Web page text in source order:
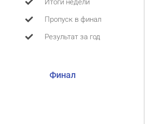
Итоги недели
Пропуск в финал
Результат за год
Финал